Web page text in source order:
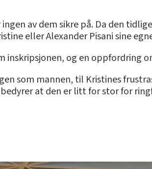
av dem sikre på. Da den
eller Alexander Pisani sine
inskripsjonen, og en oppfordring
som mannen, til Kristines
at den er litt for stor for